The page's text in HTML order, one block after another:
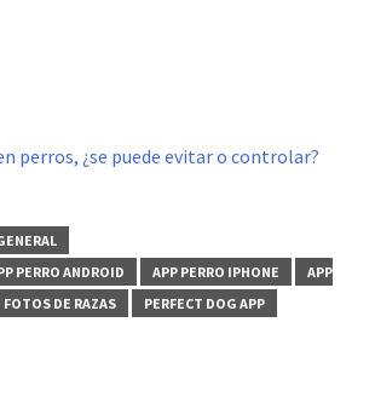
perros, ¿se puede evitar o controlar?
PERRO ANDROID APP PERRO IPHONE
APP
FOTOS DE RAZAS PERFECT DOG APP